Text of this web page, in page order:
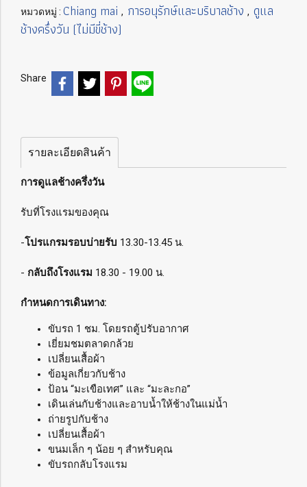
หมวดหมู่ : Chiang mai , การอนุรักษ์และบริบาลช้าง , ดูแล
ช้างครึ่งวัน (ไม่มีขี่ช้าง)
Share
รายละเอียดสินค้า
การดูแลช้างครึ่งวัน
รับที่โรงแรมของคุณ
-โปรแกรมรอบบ่ายรับ 13.30-13.45 น.
- กลับถึงโรงแรม 18.30 - 19.00 น.
กำหนดการเดินทาง:
ขับรถ 1 ชม. โดยรถตู้ปรับอากาศ
เยี่ยมชมตลาดกล้วย
เปลี่ยนเสื้อผ้า
ข้อมูลเกี่ยวกับช้าง
ป้อน “มะเขือเทศ” และ “มะละกอ”
เดินเล่นกับช้างและอาบน้ำให้ช้างในแม่น้ำ
ถ่ายรูปกับช้าง
เปลี่ยนเสื้อผ้า
ขนมเล็ก ๆ น้อย ๆ สำหรับคุณ
ขับรถกลับโรงแรม